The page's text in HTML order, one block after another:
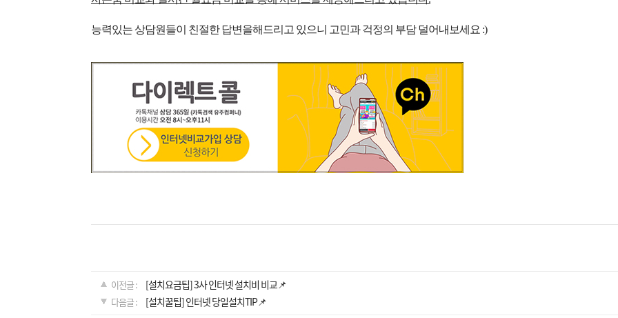
능력있는 상담원들이 친절한 답변을해드리고 있으니 고민과 걱정의 부담덜어내보세요 :)
이전글 : [설치요금팁] 3사 인터넷 설치비 비교📌
다음글 : [설치꿀팁] 인터넷 당일설치TIP📌